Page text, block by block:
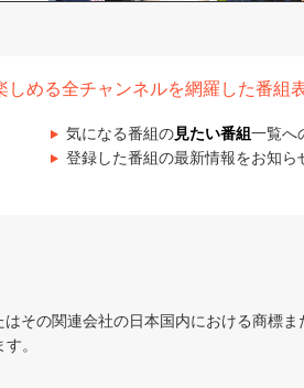
める全チャンネルを網羅した番組
気になる番組の見たい番組 一覧へ
登録した番組の最新情報をお知ら
その関連会社の日本国内における商標ま
。